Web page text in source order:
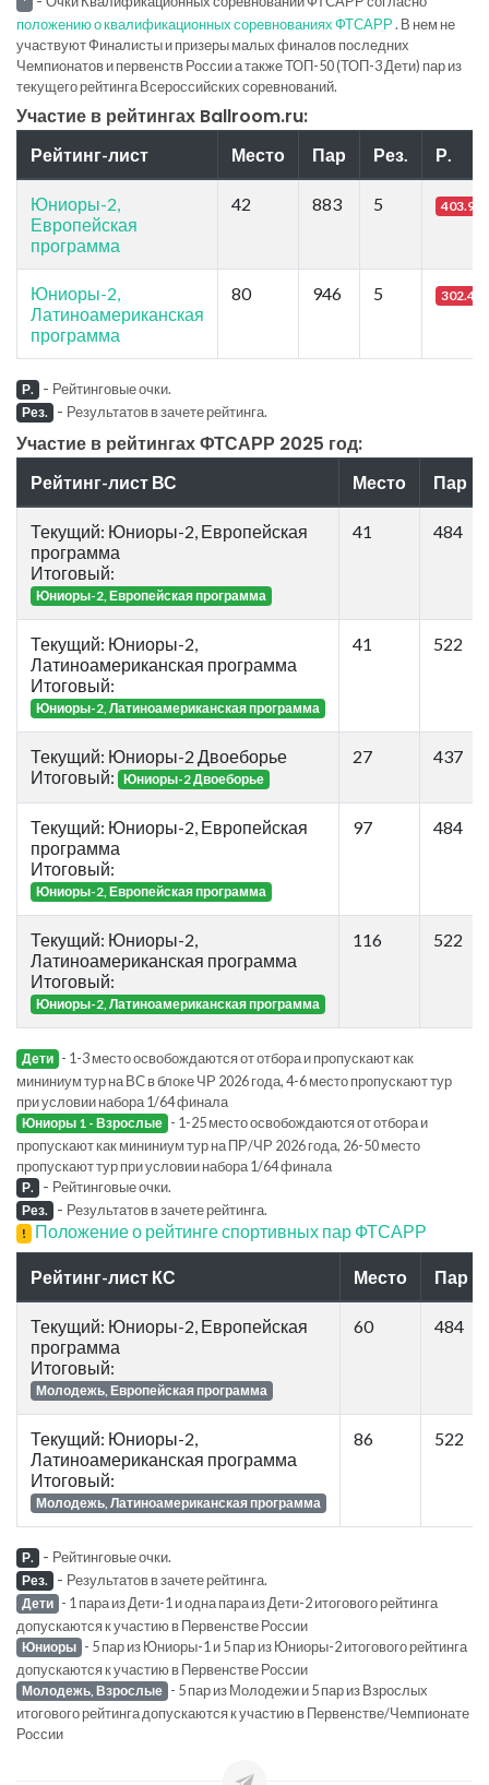
положению о квалификационных соревнованиях ФТСАРР. В нем не
участвуют Финалисты и призеры малых финалов последних
Чемпионатов и первенств России а также ТОП-50 (ТОП-3 Дети) пар из
текущего рейтинга Всероссийских соревнований.
Участие в рейтингах Ballroom.ru:
Рейтинг-лист Место Пар Рез. Р.
Юниоры-2,
Европейская
программа
42 883 5 403.91
Юниоры-2,
Латиноамериканская
программа
80 946 5 302.41
Р. - Рейтинговые очки.
Рез. - Результатов в зачете рейтинга.
Участие в рейтингах ФТСАРР 2025 год:
Рейтинг-лист ВС Место Пар
Текущий: Юниоры-2, Европейская
программа
Итоговый:
Юниоры-2, Европейская программа
41 484
Текущий: Юниоры-2,
Латиноамериканская программа
Итоговый:
Юниоры-2, Латиноамериканская программа
41 522
Текущий: Юниоры-2 Двоеборье
Итоговый: Юниоры-2 Двоеборье
27 437
Текущий: Юниоры-2, Европейская
программа
Итоговый:
Юниоры-2, Европейская программа
97 484
Текущий: Юниоры-2,
Латиноамериканская программа
Итоговый:
Юниоры-2, Латиноамериканская программа
116 522
Дети - 1-3 место освобождаются от отбора и пропускают как
мининиум тур на ВС в блоке ЧР 2026 года, 4-6 место пропускают тур
при условии набора 1/64 финала
Юниоры 1 - Взрослые - 1-25 место освобождаются от отбора и
пропускают как мининиум тур на ПР/ЧР 2026 года, 26-50 место
пропускают тур при условии набора 1/64 финала
Р. - Рейтинговые очки.
Рез. - Результатов в зачете рейтинга.
! Положение о рейтинге спортивных пар ФТСАРР
Рейтинг-лист КС Место Пар
Текущий: Юниоры-2, Европейская
программа
Итоговый:
Молодежь, Европейская программа
60 484
Текущий: Юниоры-2,
Латиноамериканская программа
Итоговый:
Молодежь, Латиноамериканская программа
86 522
Р. - Рейтинговые очки.
Рез. - Результатов в зачете рейтинга.
Дети - 1 пара из Дети-1 и одна пара из Дети-2 итогового рейтинга
допускаются к участию в Первенстве России
Юниоры - 5 пар из Юниоры-1 и 5 пар из Юниоры-2 итогового рейтинга
допускаются к участию в Первенстве России
Молодежь, Взрослые - 5 пар из Молодежи и 5 пар из Взрослых
итогового рейтинга допускаются к участию в Первенстве/Чемпионате
России